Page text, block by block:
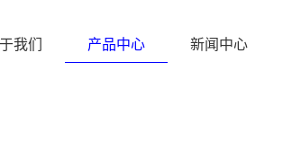
我们 产品中心 新闻中心